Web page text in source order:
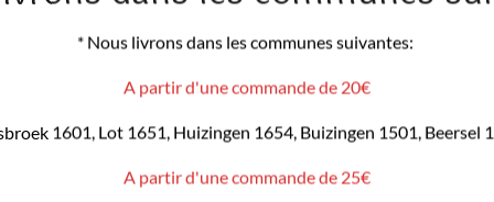
* Nous livrons dans les communes suivantes:
A partir d'une commande de 20€
1601, Lot 1651, Huizingen 1654, Buizingen 1501, Beersel
A partir d'une commande de 25€